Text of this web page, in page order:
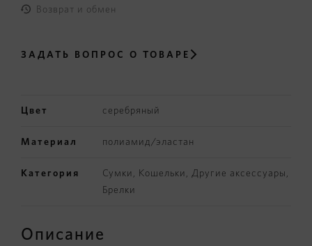
Возврат и обмен
ЗАДАТЬ ВОПРОС О ТОВАРЕ
Цвет серебряный
Материал полиамид/эластан
Категория Сумки Кошельки Другие аксессуары
Брелки
Описание